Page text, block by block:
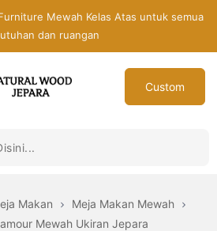
Mewah Kelas Atas untuk semua
dan ruangan
Custom
Makan
Meja Makan Mewah
Mewah Ukiran Jepara